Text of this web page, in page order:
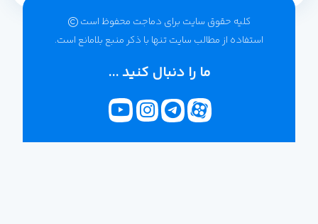
کلیه حقوق سایت برای دماجت محفوظ است‌
استفاده از مطالب سایت تنها با ذکر منبع بلامانع است.
ما را دنبال کنید ...